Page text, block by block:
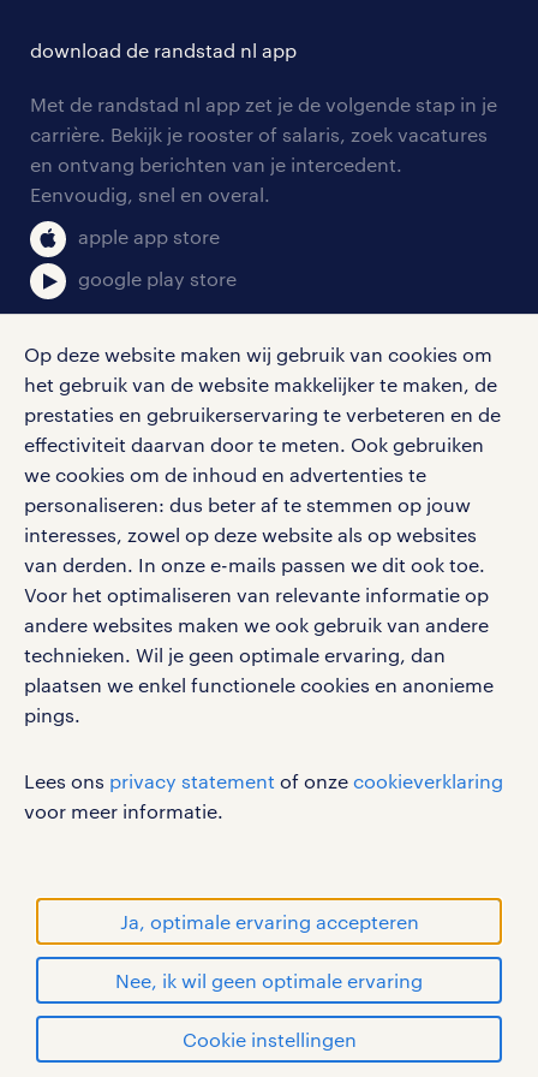
Op deze website maken wij gebruik van cookies om
het gebruik van de website makkelijker te maken, de
prestaties en gebruikerservaring te verbeteren en de
effectiviteit daarvan door te meten. Ook gebruiken
we cookies om de inhoud en advertenties te
personaliseren: dus beter af te stemmen op jouw
interesses, zowel op deze website als op websites
van derden. In onze e-mails passen we dit ook toe.
Voor het optimaliseren van relevante informatie op
andere websites maken we ook gebruik van andere
technieken. Wil je geen optimale ervaring, dan
plaatsen we enkel functionele cookies en anonieme
pings.
Lees ons privacy statement of onze cookieverklaring
voor meer informatie.
Ja, optimale ervaring accepteren
Nee, ik wil geen optimale ervaring
Cookie instellingen
tarieven
personeel gezocht
aanmelden nieuwsbrief
solliciteren
blogs en artikelen
salarischecker
bruto-netto calculator
onze vestigingen
pers
klachten en misstanden
download de randstad nl app
Met de randstad nl app zet je de volgende stap in je
carrière. Bekijk je rooster of salaris, zoek vacatures
en ontvang berichten van je intercedent.
Eenvoudig, snel en overal.
apple app store
google play store
social media
Volg ons voor de leukste content omtrent
vacatures, solliciteren en inspiratie.
werken bij randstad
gebruikersvoorwaarden
privacystatement
cookies
handelsmerken van Randstad N.V.
© Randstad 2026